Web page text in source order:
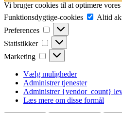
Vi bruger cookies til at optimere
Funktionsdygtige-cookies
cookies
Altid
Preferences
Preferences
Statistikker Statistikker
Marketing Marketing
Vælg muligheder
Administrer tjenester
Administrer {vendor_count}
Læs mere om disse formål